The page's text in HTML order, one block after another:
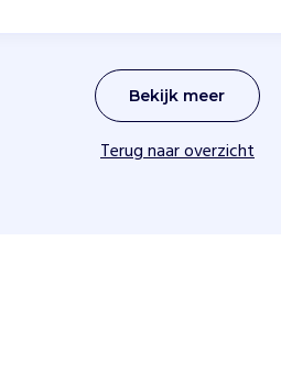
Bekijk meer
Terug naar overzicht